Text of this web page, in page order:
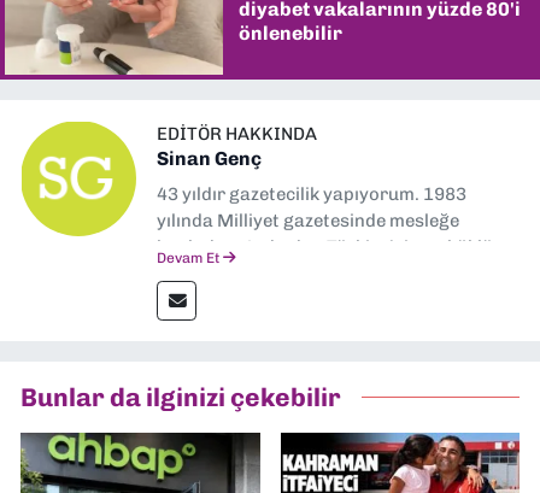
diyabet vakalarının yüzde 80'i
önlenebilir
EDITÖR HAKKINDA
Sinan Genç
43 yıldır gazetecilik yapıyorum. 1983
yılında Milliyet gazetesinde mesleğe
başladım. Ardından Türkiye’nin en köklü
muhabir, editör, müdür yardımcısı ve spor
müdürü olarak görev yaptım. Ayrıca Yeni
Gazetesi'nde editörlük yapıyorum
Devam Et
Bunlar da ilginizi çekebilir